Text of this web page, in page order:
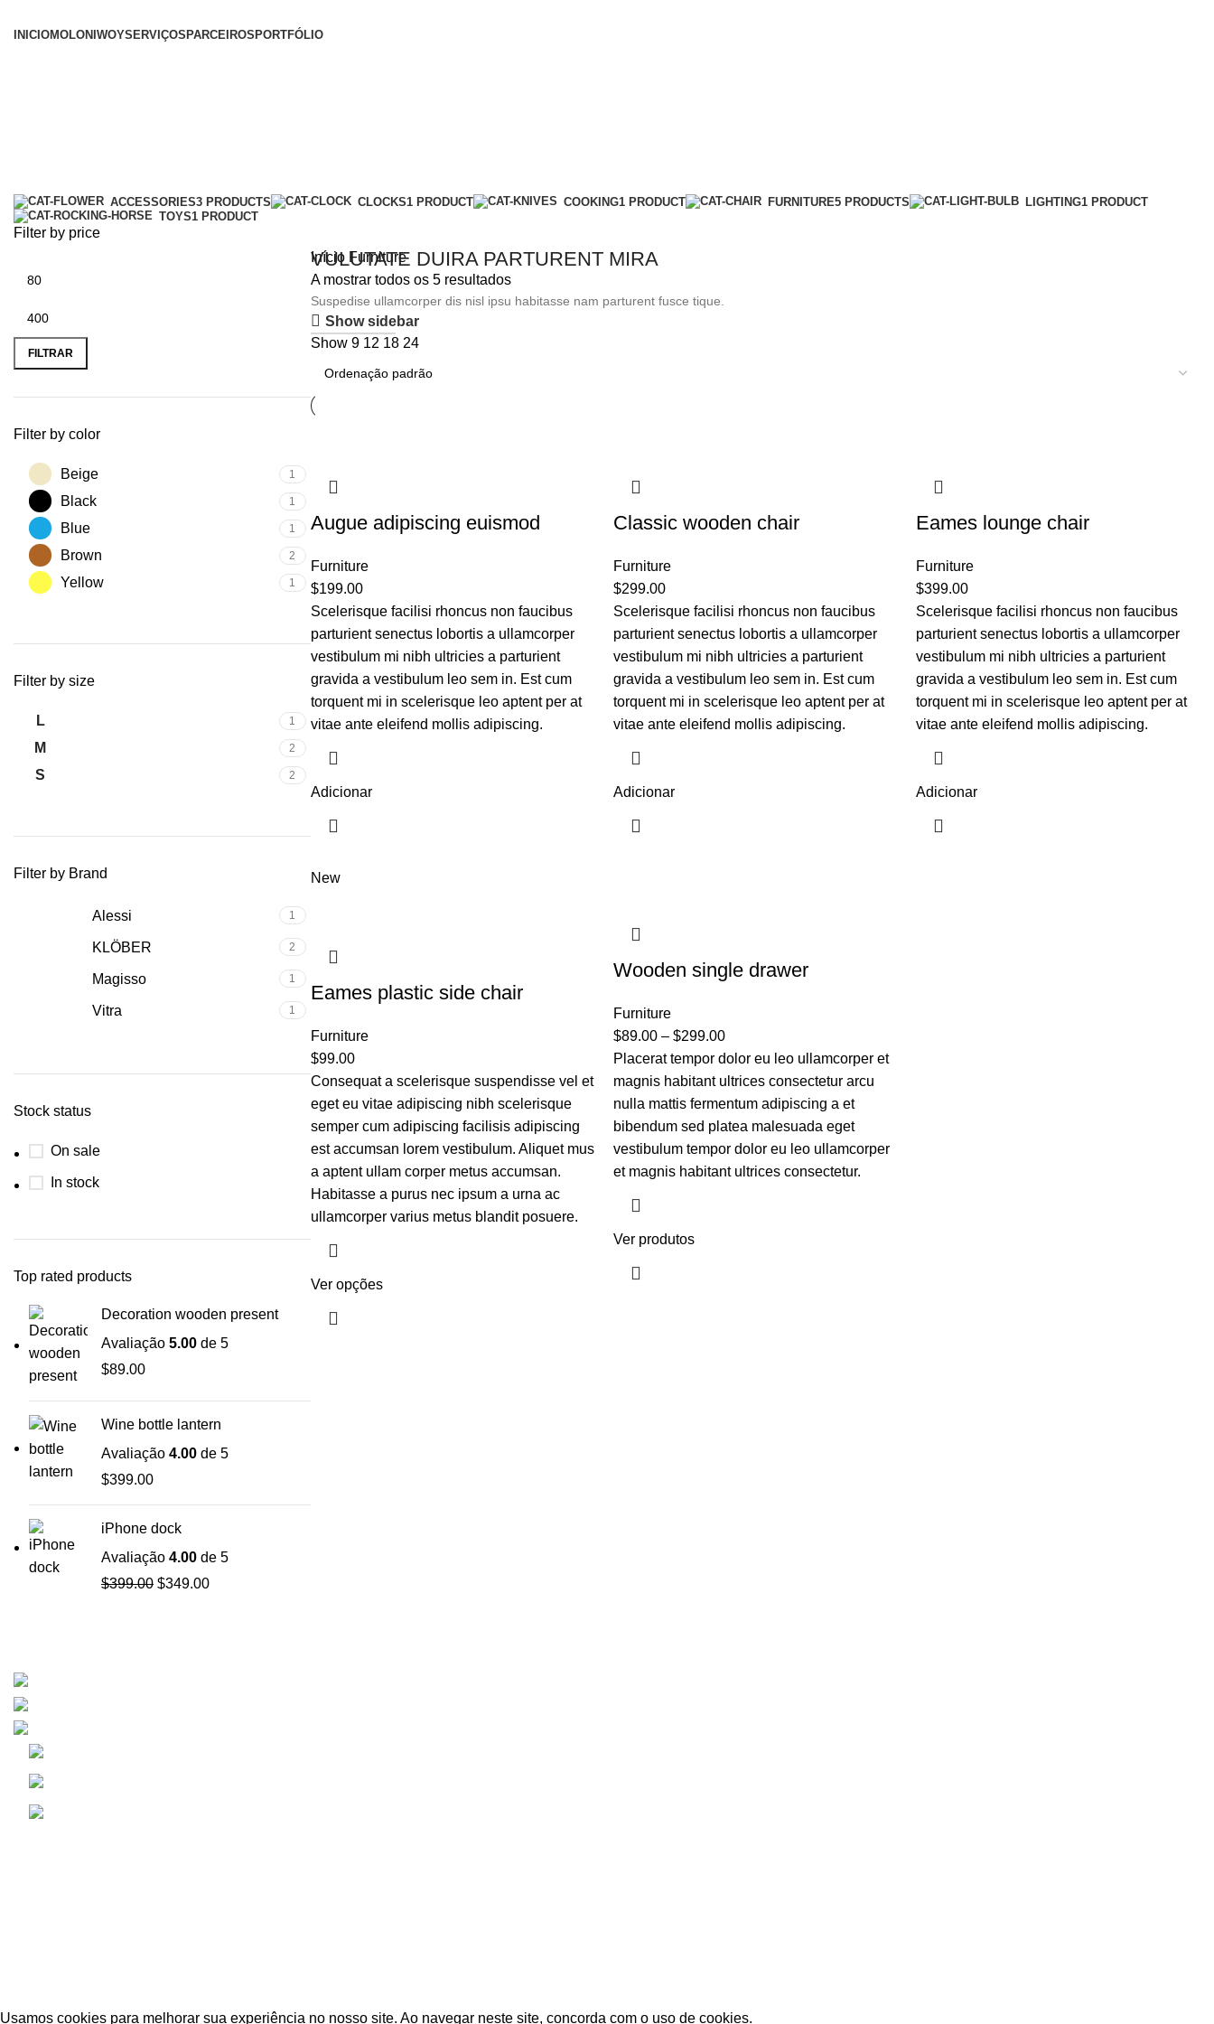
INICIOMOLONI WOYSERVIÇOS PARCEIROS PORTFÓLIO
ACCESSORIES3 PRODUCTS CLOCKS1 PRODUCT COOKING1 PRODUCT FURNITURE5 PRODUCTS LIGHTING1 PRODUCT
TOYS1 PRODUCT
Filter by price
FILTRAR
Filter by color
Beige 1
Black 1
Blue 1
Brown 2
Yellow 1
Filter by size
L 1
M 2
S 2
Filter by Brand
Alessi 1
KLÖBER 2
Magisso 1
Vitra 1
Stock status
On sale
In stock
Top rated products
Decoration wooden present
Avaliação 5.00 de 5
$89.00
Wine bottle lantern
Avaliação 4.00 de 5
$399.00
iPhone dock
Avaliação 4.00 de 5
$399.00 $349.00
VULUTATE DUIRA PARTURENT MIRA
Suspedise ullamcorper dis nisl ipsu habitasse nam parturent fusce tique.
SHOP NOW
Início Furniture
A mostrar todos os 5 resultados
Show sidebar
Show 9 12 18 24
Augue adipiscing euismod
Furniture
$199.00
Scelerisque facilisi rhoncus non faucibus
parturient senectus lobortis a ullamcorper
vestibulum mi nibh ultricies a parturient
gravida a vestibulum leo sem in. Est cum
torquent mi in scelerisque leo aptent per at
vitae ante eleifend mollis adipiscing.
Adicionar
Classic wooden chair
Furniture
$299.00
Scelerisque facilisi rhoncus non faucibus
parturient senectus lobortis a ullamcorper
vestibulum mi nibh ultricies a parturient
gravida a vestibulum leo sem in. Est cum
torquent mi in scelerisque leo aptent per at
vitae ante eleifend mollis adipiscing.
Adicionar
Eames lounge chair
Furniture
$399.00
Scelerisque facilisi rhoncus non faucibus
parturient senectus lobortis a ullamcorper
vestibulum mi nibh ultricies a parturient
gravida a vestibulum leo sem in. Est cum
torquent mi in scelerisque leo aptent per at
vitae ante eleifend mollis adipiscing.
Adicionar
New
Eames plastic side chair
Furniture
$99.00
Consequat a scelerisque suspendisse vel et
eget eu vitae adipiscing nibh scelerisque
semper cum adipiscing facilisis adipiscing
est accumsan lorem vestibulum. Aliquet mus
a aptent ullam corper metus accumsan.
Habitasse a purus nec ipsum a urna ac
ullamcorper varius metus blandit posuere.
Ver opções
Wooden single drawer
Furniture
$89.00– $299.00
Placerat tempor dolor eu leo ullamcorper et
magnis habitant ultrices consectetur arcu
nulla mattis fermentum adipiscing a et
bibendum sed platea malesuada eget
vestibulum tempor dolor eu leo ullamcorper
et magnis habitant ultrices consectetur.
Ver produtos
Usamos cookies para melhorar sua experiência no nosso site. Ao navegar neste site, concorda com o uso de cookies.